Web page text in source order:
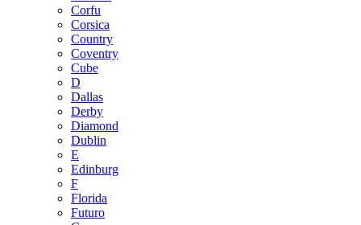
Corfu
Corsica
Country
Coventry
Cube
D
Dallas
Derby
Diamond
Dublin
E
Edinburg
F
Florida
Futuro